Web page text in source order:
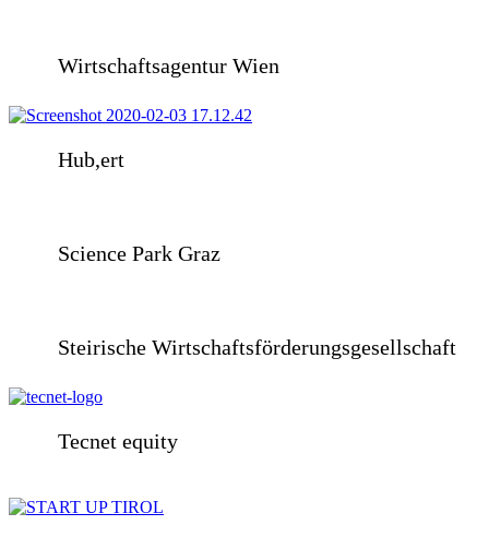
Wirtschaftsagentur Wien
Hub,ert
Science Park Graz
Steirische Wirtschaftsförderungsgesellschaft
Tecnet equity